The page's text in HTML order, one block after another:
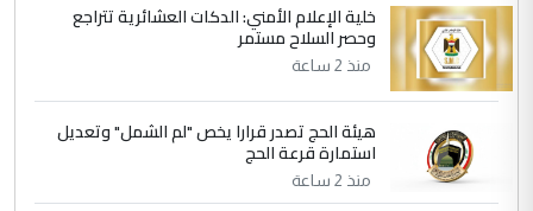
خلية الإعلام الأمني: الدكات العشائرية تتراجع
وحصر السلاح مستمر
منذ 2 ساعة
هيئة الحج تصدر قرارا يخص "لم الشمل" وتعديل
استمارة قرعة الحج
منذ 2 ساعة